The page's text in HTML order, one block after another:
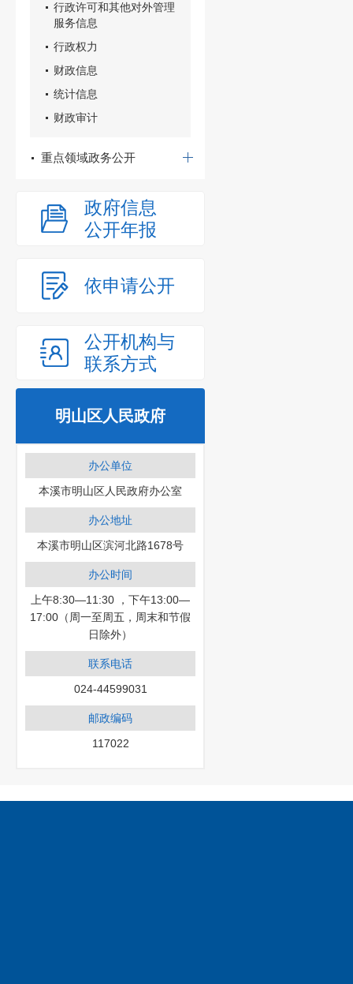
行政许可和其他对外管理
服务信息
行政权力
财政信息
统计信息
财政审计
重点领域政务公开
政府信息
公开年报
依申请公开
公开机构与
联系方式
明山区人民政府
办公单位
本溪市明山区人民政府办公室
办公地址
本溪市明山区滨河北路1678号
办公时间
上午8:30—11:30 ，下午13:00—
17:00（周一至周五，周末和节假
日除外）
联系电话
024-44599031
邮政编码
117022